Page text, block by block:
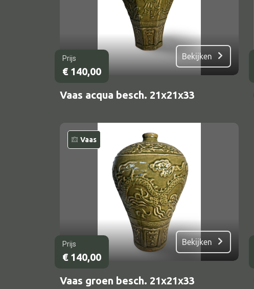
Prijs
€140,00
Bekijken
Vaas acqua besch. 21x21x33
Vaas
Prijs
€140,00
Bekijken
Vaas groen besch. 21x21x33